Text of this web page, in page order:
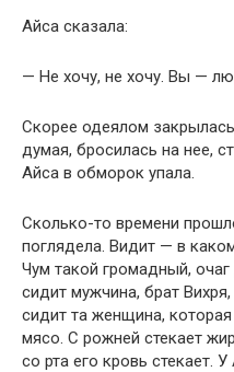
Айса сказала:
— Не хочу, не хочу. Вы —
Скорее одеялом
думая, бросилась на нее,
Айса в обморок упала.
Сколько-то времени
поглядела. Видит — в
Чум такой громадный,
сидит мужчина, брат
сидит та женщина,
мясо. С рожней стекает
со рта его кровь стекает.